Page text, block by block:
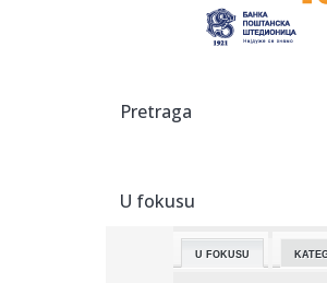
10:59:Požar progutao
Jeremić: Ovog...
10:51:
10:49:
Jovanović:
Pretraga
U fokusu
U FOKUSU